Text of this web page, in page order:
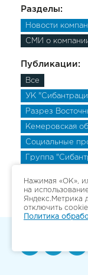
Разделы:
Новости
СМИ о
Публикации:
Все
УК
Разрез
Кемеровская
Социальные
Группа
Нажимая «ОК»,
на
Яндекс.Метрика
отключить
Политика